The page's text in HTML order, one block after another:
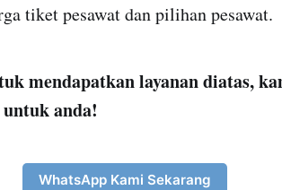
tiket pesawat dan pilihan pesawat.
mendapatkan layanan diatas,
anda!
WhatsApp Kami Sekarang